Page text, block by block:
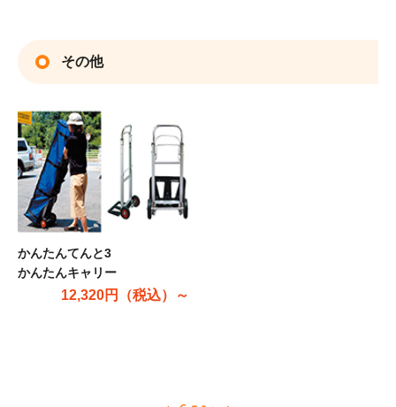
その他
かんたんてんと3
かんたんキャリー
12,320円（税込）～